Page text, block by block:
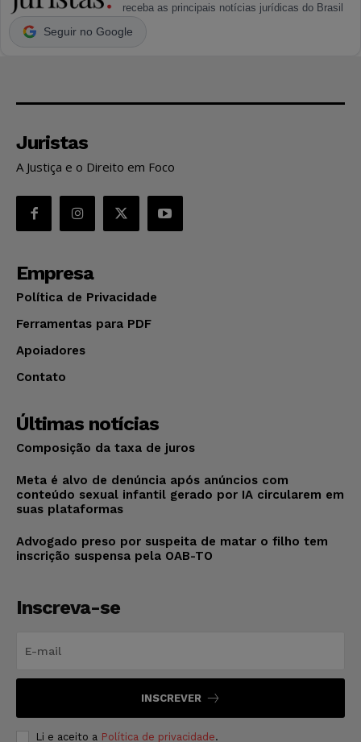
receba as principais notícias jurídicas do Brasil
Seguir no Google
Juristas
A Justiça e o Direito em Foco
Empresa
Política de Privacidade
Ferramentas para PDF
Apoiadores
Contato
Últimas notícias
Composição da taxa de juros
Meta é alvo de denúncia após anúncios com
conteúdo sexual infantil gerado por IA circularem em
suas plataformas
Advogado preso por suspeita de matar o filho tem
inscrição suspensa pela OAB-TO
Inscreva-se
INSCREVER
Li e aceito a Política de privacidade.